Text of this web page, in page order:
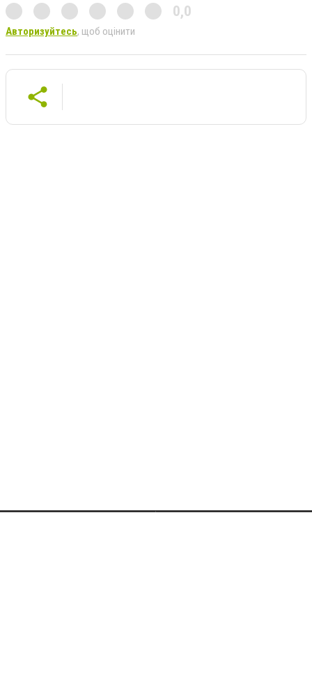
0,0
Авторизуйтесь, щоб оцінити